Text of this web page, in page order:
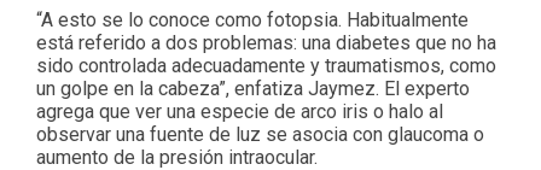
“A esto se lo conoce como fotopsia. Habitualmente
está referido a dos problemas: una diabetes que no ha
sido controlada adecuadamente y traumatismos, como
un golpe en la cabeza”, enfatiza Jaymez. El experto
agrega que ver una especie de arco iris o halo al
observar una fuente de luz se asocia con glaucoma o
aumento de la presión intraocular.